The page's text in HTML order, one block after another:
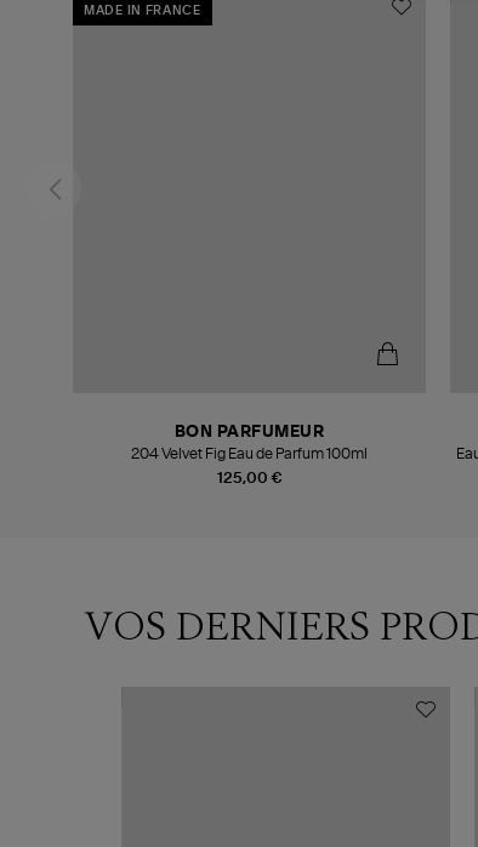
MADE IN FRANCE
125,00 €
BON PARFUMEUR
204 Velvet Fig Eau de Parfum 100ml
VOS DERNIERS